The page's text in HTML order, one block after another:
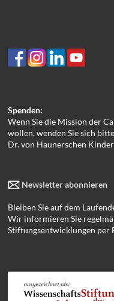
Spenden:
Wenn Sie die Mission der
wollen, wenden Sie sich
Dr. von Haunerschen
Newsletter abonnieren
Bleiben Sie auf dem
Wir informieren Sie
Stiftungsentwicklungen per